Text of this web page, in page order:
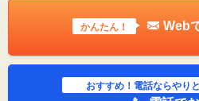
かんたん！ Web
おすすめ！電話ならやり